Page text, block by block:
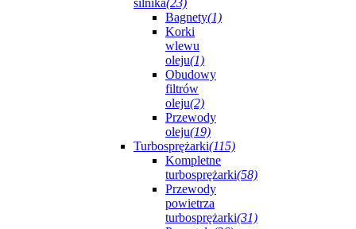
Bagnety(1)
Korki
wlewu
oleju(1)
Obudowy
filtrów
oleju(2)
Przewody
oleju(19)
Turbosprężarki(115)
Kompletne
turbosprężarki(58)
Przewody
powietrza
turbosprężarki(31)